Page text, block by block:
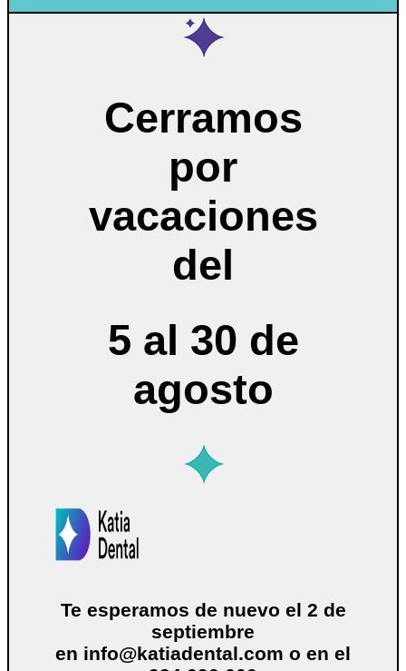
Cerramos
por
vacaciones
del
5 al 30 de
agosto
Te esperamos de nuevo el 2 de
septiembre
en info@katiadental.com o en el